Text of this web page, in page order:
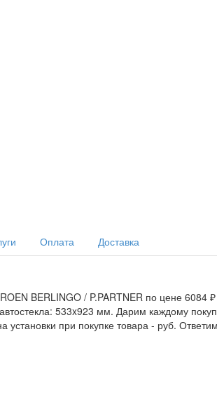
Оплата Доставка
BERLINGO / P.PARTNER по цене
533x923 мм. Дарим каждому
установки при покупке товара - руб.